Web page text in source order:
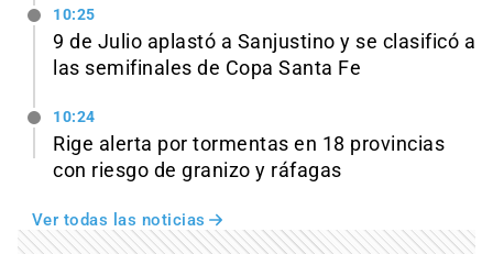
10:25
9 de Julio aplastó a Sanjustino y se clasificó a
las semifinales de Copa Santa Fe
10:24
Rige alerta por tormentas en 18 provincias
con riesgo de granizo y ráfagas
Ver todas las noticias